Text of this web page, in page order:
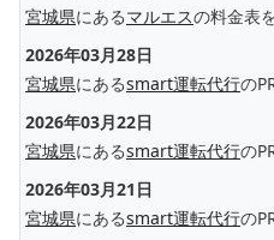
宮城県にあるマルエスの料金表
2026年03月28日
宮城県にあるsmart運転代行の
2026年03月22日
宮城県にあるsmart運転代行の
2026年03月21日
宮城県にあるsmart運転代行の